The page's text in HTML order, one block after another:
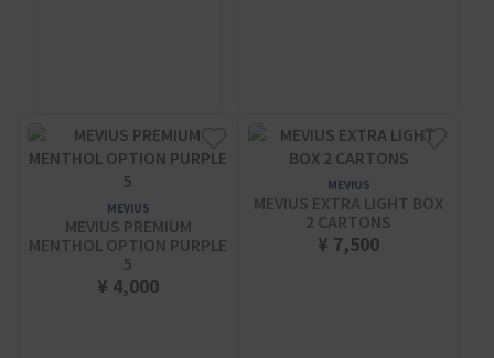
MEVIUS
MEVIUS PREMIUM
MENTHOL OPTION PURPLE
5
¥ 4,000
MEVIUS
MEVIUS EXTRA LIGHT BOX
2 CARTONS
¥ 7,500